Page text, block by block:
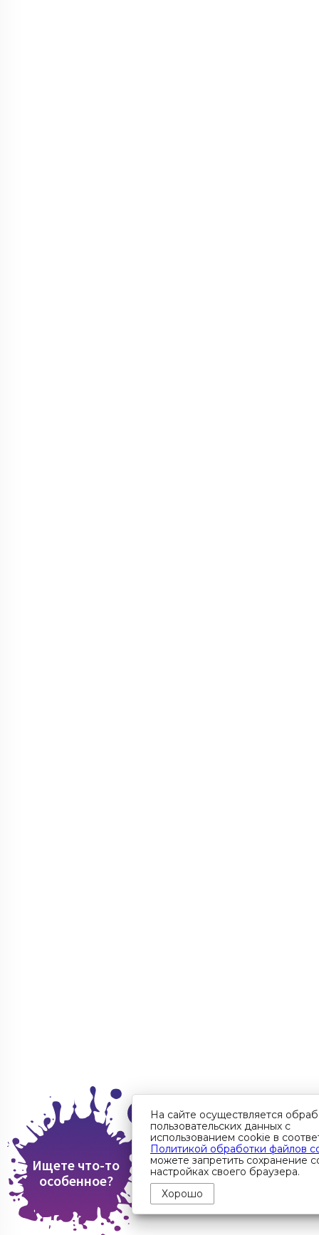
Ищете что-то
особенное?
На сайте осуществляется
пользовательских данных с
использованием cookie в
Политикой обработки файлов
можете запретить сохранение
настройках своего браузера.
Хорошо